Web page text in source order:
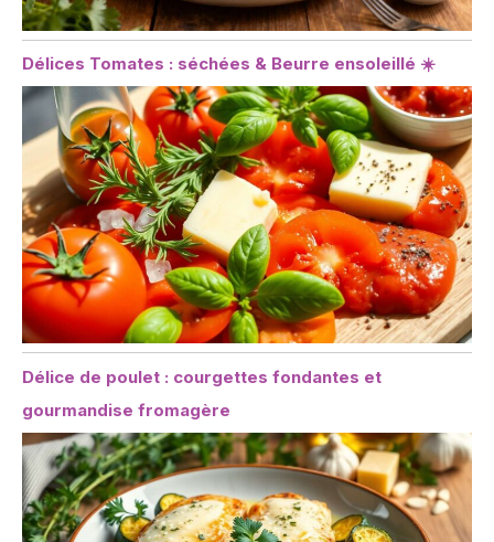
Délices Tomates : séchées & Beurre ensoleillé ☀️
Délice de poulet : courgettes fondantes et
gourmandise fromagère